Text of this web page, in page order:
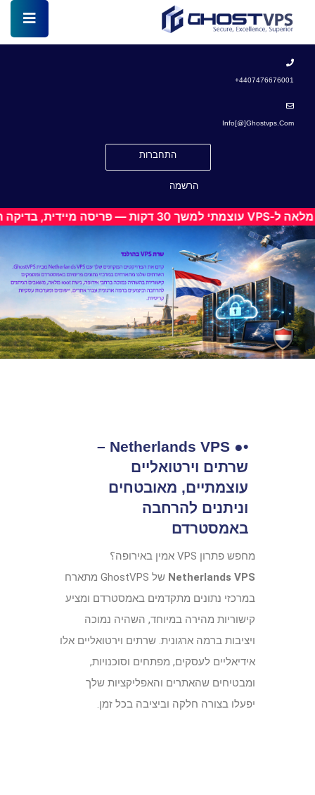
4407476676001+
Info[@]ghostvps.com
התחברות
הרשמה
•● Netherlands VPS –
שרתים וירטואליים
עוצמתיים, מאובטחים
וניתנים להרחבה
באמסטרדם
מחפש פתרון VPS אמין באירופה؟
Netherlands VPS
של GhostVPS מתארח
במרכזי נתונים מתקדמים באמסטרדם ומציע
קישוריות מהירה במיוחד, השהיה נמוכה
ויציבות ברמה ארגונית. שרתים וירטואליים אלו
אידיאליים לעסקים, מפתחים וסוכנויות,
ומבטיחים שהאתרים והאפליקציות שלך
יפעלו בצורה חלקה וביציבה בכל זמן.